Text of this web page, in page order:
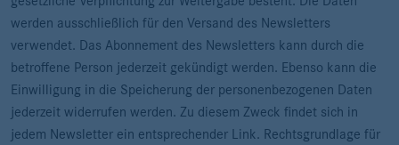
werden ausschließlich für den Versand des Newsletters
verwendet. Das Abonnement des Newsletters kann durch die
betroffene Person jederzeit gekündigt werden. Ebenso kann die
Einwilligung in die Speicherung der personenbezogenen Daten
jederzeit widerrufen werden. Zu diesem Zweck findet sich in
jedem Newsletter ein entsprechender Link. Rechtsgrundlage für